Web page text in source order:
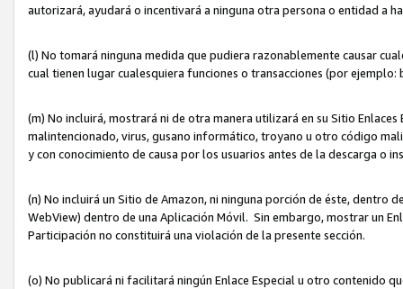
autorizará, ayudará o incentivará a ninguna otra persona o entidad a
(l) No tomará ninguna medida que pudiera razonablemente causar
cual tienen lugar cualesquiera funciones o transacciones (por
(m) No incluirá, mostrará ni de otra manera utilizará en su Sitio
malintencionado, virus, gusano informático, troyano u otro código
y con conocimiento de causa por los usuarios antes de la descarga
(n) No incluirá un Sitio de Amazon, ni ninguna porción de éste,
WebView) dentro de una Aplicación Móvil. Sin embargo, mostrar un
Participación no constituirá una violación de la presente sección.
(o) No publicará ni facilitará ningún Enlace Especial u otro contenido